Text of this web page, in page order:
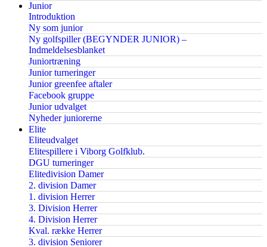
Junior
Introduktion
Ny som junior
Ny golfspiller (BEGYNDER JUNIOR) –
Indmeldelsesblanket
Juniortræning
Junior turneringer
Junior greenfee aftaler
Facebook gruppe
Junior udvalget
Nyheder juniorerne
Elite
Eliteudvalget
Elitespillere i Viborg Golfklub.
DGU turneringer
Elitedivision Damer
2. division Damer
1. division Herrer
3. Division Herrer
4. Division Herrer
Kval. række Herrer
3. division Seniorer